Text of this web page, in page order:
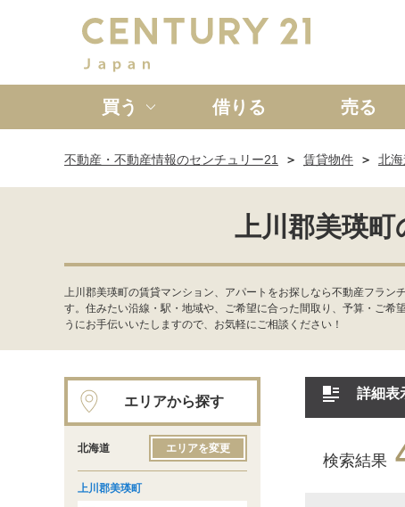
買う
新築一戸建て 中古一戸建
借りる 売る
不動産・不動産情報のセンチュリー21 賃貸物件 北海
上川郡美瑛
上川郡美瑛町の賃貸マンション、アパートをお探しなら不動産フラ
す。住みたい沿線・駅・地域や、ご希望に合った間取り、予算・ご
うにお手伝いいたしますので、お気軽にご相談ください！
詳細表
検索結果
エリアから探す
北海道 エリアを変更
上川郡美瑛町